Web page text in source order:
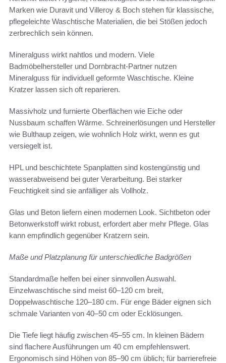
Marken wie Duravit und Villeroy & Boch stehen für klassische,
pflegeleichte Waschtische Materialien, die bei Stößen jedoch
zerbrechlich sein können.
Mineralguss wirkt nahtlos und modern. Viele
Badmöbelhersteller und Dornbracht-Partner nutzen
Mineralguss für individuell geformte Waschtische. Kleine
Kratzer lassen sich oft reparieren.
Massivholz und furnierte Oberflächen wie Eiche oder
Nussbaum schaffen Wärme. Schreinerlösungen und Hersteller
wie Bulthaup zeigen, wie wohnlich Holz wirkt, wenn es gut
versiegelt ist.
HPL und beschichtete Spanplatten sind kostengünstig und
wasserabweisend bei guter Verarbeitung. Bei starker
Feuchtigkeit sind sie anfälliger als Vollholz.
Glas und Beton liefern einen modernen Look. Sichtbeton oder
Betonwerkstoff wirkt robust, erfordert aber mehr Pflege. Glas
kann empfindlich gegenüber Kratzern sein.
Maße und Platzplanung für unterschiedliche Badgrößen
Standardmaße helfen bei einer sinnvollen Auswahl.
Einzelwaschtische sind meist 60–120 cm breit,
Doppelwaschtische 120–180 cm. Für enge Bäder eignen sich
schmale Varianten von 40–50 cm oder Ecklösungen.
Die Tiefe liegt häufig zwischen 45–55 cm. In kleinen Bädern
sind flachere Ausführungen um 40 cm empfehlenswert.
Ergonomisch sind Höhen von 85–90 cm üblich; für barrierefreie